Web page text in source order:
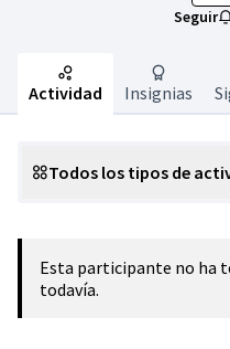
Seguir
Actividad Insignias
Todos los tipos de
Esta participante no ha
todavía.